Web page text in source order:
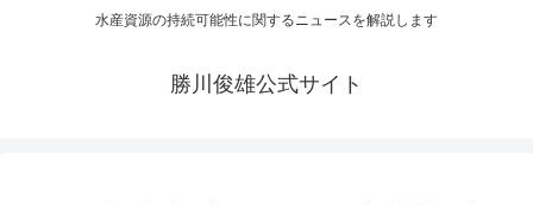
水産資源の持続可能性に関するニュースを解説します
勝川俊雄公式サイト